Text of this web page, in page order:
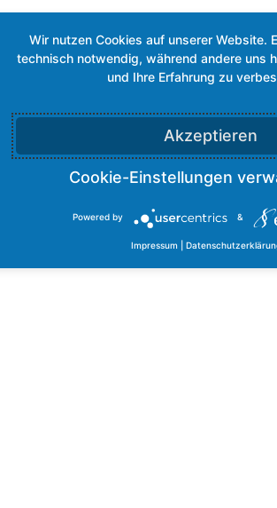
Akzeptieren
Powered by &
Impressum